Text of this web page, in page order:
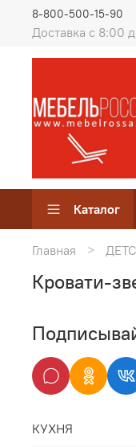
Доставка с 8:00
8-800-500-15-90
Каталог
Главная
Кровати-
КУХНЯ